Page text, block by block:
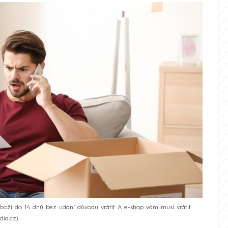
do 14 dnů bez udání důvodu vrátit. A e-shop vám musí vrátit